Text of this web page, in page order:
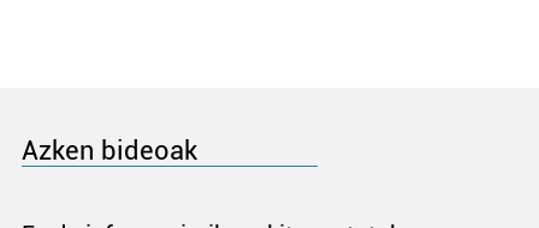
Azken bideoak